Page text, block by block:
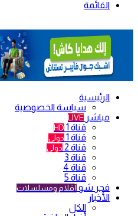
القائمة
الرئيسية
سياسة الخصوصية
مباشر LIVE
قناة 1 HD
قناة 1 دولي
قناة 2 دولي
قناة 3
قناة 4
قناة 5
فجر شو أفلام ومسلسلات
الأخبار
الكل